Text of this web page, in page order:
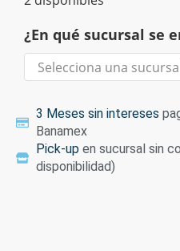
¿En qué sucursal se
3 Meses sin intereses
Banamex
Pick-up en sucursal sin
disponibilidad)